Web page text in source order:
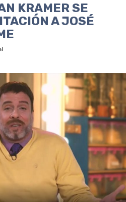
KRAMER SE
A JOSÉ